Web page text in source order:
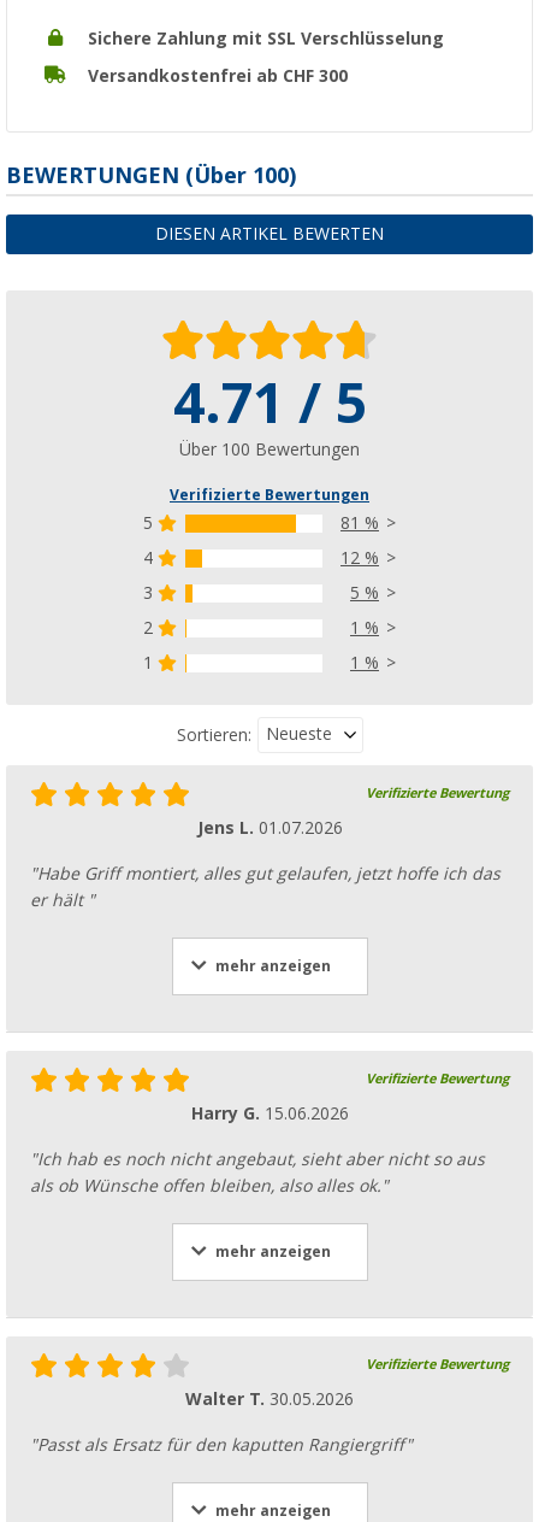
Sichere Zahlung mit SSL Verschlüsselung
Versandkostenfrei ab CHF 300
BEWERTUNGEN (Über 100)
DIESEN ARTIKEL BEWERTEN
4.71 / 5
Über 100 Bewertungen
Verifizierte Bewertungen
5
81 %
4
12 %
3
5 %
2
1 %
1
1 %
Sortieren: Neueste
Verifizierte Bewertung
Jens L. 01.07.2026
"Habe Griff montiert, alles gut gelaufen, jetzt hoffe ich das
er hält "
mehr anzeigen
Verifizierte Bewertung
Harry G. 15.06.2026
"Ich hab es noch nicht angebaut, sieht aber nicht so aus
als ob Wünsche offen bleiben, also alles ok."
mehr anzeigen
Verifizierte Bewertung
Walter T. 30.05.2026
"Passt als Ersatz für den kaputten Rangiergriff"
mehr anzeigen